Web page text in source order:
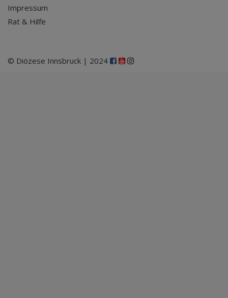
Impressum
Rat & Hilfe
© Diözese Innsbruck | 2024